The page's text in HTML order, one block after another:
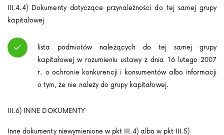
III.4.4) Dokumenty dotyczące przynależności do tej samej grupy
kapitałowej
lista podmiotów należących do tej samej grupy
kapitałowej w rozumieniu ustawy z dnia 16 lutego 2007
r. o ochronie konkurencji i konsumentów albo informacji
o tym, że nie należy do grupy kapitałowej.
III.6) INNE DOKUMENTY
Inne dokumenty niewymienione w pkt III.4) albo w pkt III.5)